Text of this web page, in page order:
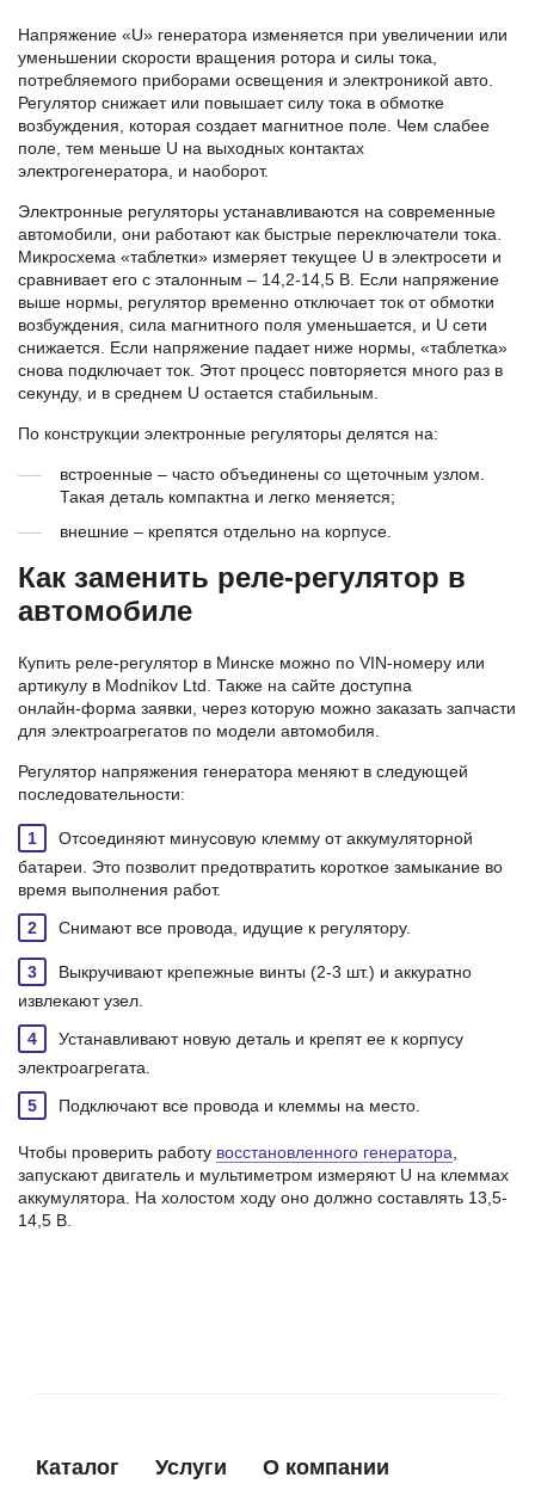
Напряжение «U» генератора изменяется при увеличении или
уменьшении скорости вращения ротора и силы тока,
потребляемого приборами освещения и электроникой авто.
Регулятор снижает или повышает силу тока в обмотке
возбуждения, которая создает магнитное поле. Чем слабее
поле, тем меньше U на выходных контактах
электрогенератора, и наоборот.
Электронные регуляторы устанавливаются на современные
автомобили, они работают как быстрые переключатели тока.
Микросхема «таблетки» измеряет текущее U в электросети и
сравнивает его с эталонным – 14,2-14,5 В. Если напряжение
выше нормы, регулятор временно отключает ток от обмотки
возбуждения, сила магнитного поля уменьшается, и U сети
снижается. Если напряжение падает ниже нормы, «таблетка»
снова подключает ток. Этот процесс повторяется много раз в
секунду, и в среднем U остается стабильным.
По конструкции электронные регуляторы делятся на:
встроенные – часто объединены со щеточным узлом.
Такая деталь компактна и легко меняется;
внешние – крепятся отдельно на корпусе.
Как заменить реле-регулятор в
автомобиле
Купить реле-регулятор в Минске можно по VIN-номеру или
артикулу в Modnikov Ltd. Также на сайте доступна
онлайн‑форма заявки, через которую можно заказать запчасти
для электроагрегатов по модели автомобиля.
Регулятор напряжения генератора меняют в следующей
последовательности:
Отсоединяют минусовую клемму от аккумуляторной
батареи. Это позволит предотвратить короткое замыкание во
время выполнения работ.
Снимают все провода, идущие к регулятору.
Выкручивают крепежные винты (2-3 шт.) и аккуратно
извлекают узел.
Устанавливают новую деталь и крепят ее к корпусу
электроагрегата.
Подключают все провода и клеммы на место.
Чтобы проверить работу восстановленного генератора
запускают двигатель и мультиметром измеряют U на клеммах
аккумулятора. На холостом ходу оно должно составлять 13,5-
14,5 В.
Каталог Услуги О компании